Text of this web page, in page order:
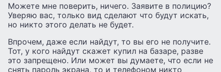
Можете мне поверить, ничего. Заявите в полицию?
Уверяю вас, только вид сделают что будут искать,
но никто этого делать не будет.
Впрочем, даже если найдут, то вы его не получите.
Тот, у кого найдут скажет купил на базаре, разве
это запрещено. Или может вы думаете, что если не
снять пароль экрана, то и телефоном никто